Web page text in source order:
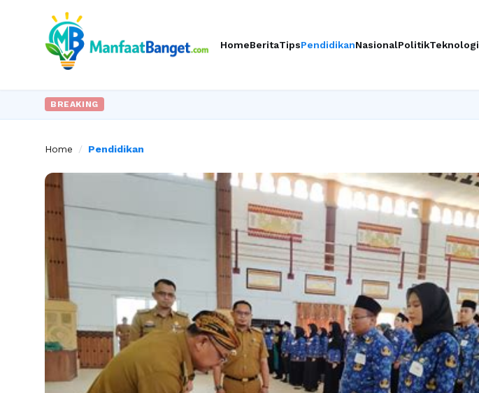
HomeBeritaTipsPendidikanNasionalPolitikTeknologi
BREAKING
Home / Pendidikan